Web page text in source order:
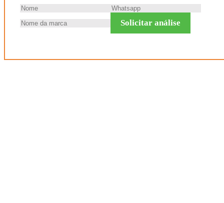
Solicitar análise